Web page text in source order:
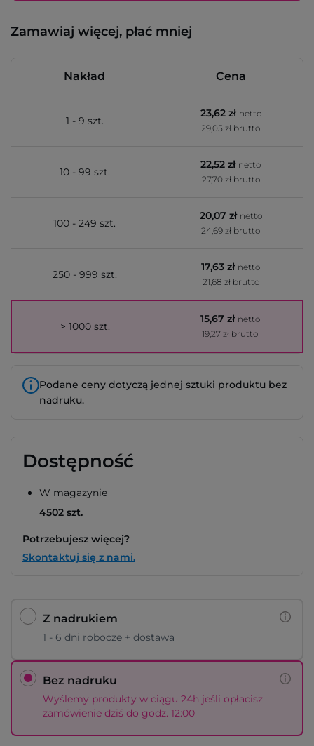
Zamawiaj więcej, płać mniej
Nakład Cena
1 - 9 szt.
23,62 zł netto
29,05 zł brutto
10 - 99 szt.
22,52 zł netto
27,70 zł brutto
100 - 249 szt.
20,07 zł netto
24,69 zł brutto
250 - 999 szt.
17,63 zł netto
21,68 zł brutto
> 1000 szt.
15,67 zł netto
19,27 zł brutto
Podane ceny dotyczą jednej sztuki produktu bez
nadruku.
Dostępność
W magazynie
4502 szt.
Potrzebujesz więcej?
Skontaktuj się z nami.
Z nadrukiem
1 - 6 dni robocze + dostawa
Bez nadruku
Wyślemy produkty w ciągu 24h jeśli opłacisz
zamówienie dziś do godz. 12:00